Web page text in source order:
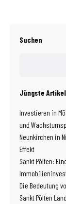
Suchen
Jüngste Artikel
Investieren in
und
Neunkirchen in
Effekt
Sankt Pölten:
Die Bedeutung
Sankt Pölten Land